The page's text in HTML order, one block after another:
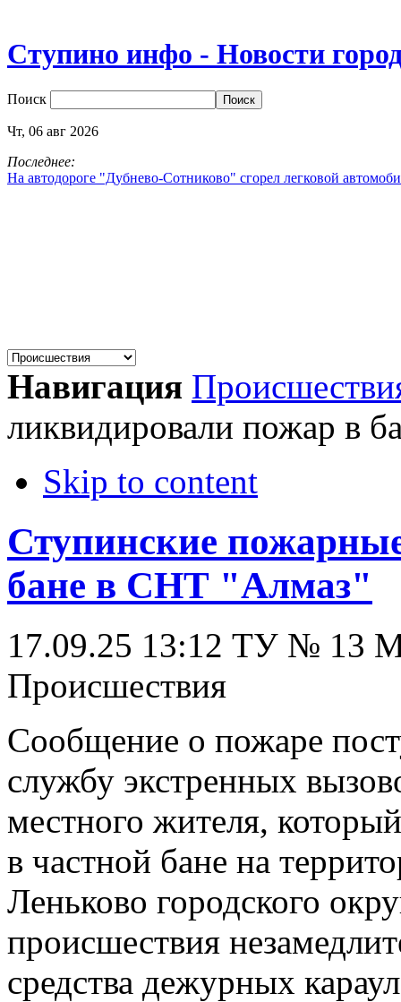
Ступино инфо - Новости
Поиск
Чт, 06 авг 2026
Последнее:
На автодороге "Дубнево‑Сотниково" сгорел легковой
Навигация
ликвидировали пожар в
Skip to content
Ступинские
бане в СНТ "Алмаз"
17.09.25 13:12 ТУ № 13
Происшествия
Сообщение о пожаре
службу экстренных
местного жителя,
в частной бане на
Леньково городского
происшествия
средства дежурных